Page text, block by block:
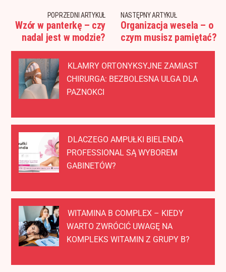
POPRZEDNI ARTYKUŁ
Wzór w panterkę – czy
nadal jest w modzie?
NASTĘPNY ARTYKUŁ
Organizacja wesela – o
czym musisz pamiętać?
KLAMRY ORTONYKSYJNE ZAMIAST
CHIRURGA: BEZBOLESNA ULGA DLA
PAZNOKCI
DLACZEGO AMPUŁKI BIELENDA
PROFESSIONAL SĄ WYBOREM
GABINETÓW?
WITAMINA B COMPLEX – KIEDY
WARTO ZWRÓCIĆ UWAGĘ NA
KOMPLEKS WITAMIN Z GRUPY B?